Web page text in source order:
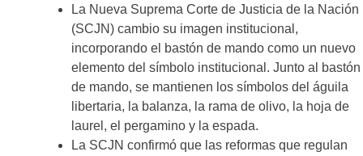
La Nueva Suprema Corte de Justicia de la Nación
(SCJN) cambio su imagen institucional,
incorporando el bastón de mando como un nuevo
elemento del símbolo institucional. Junto al bastón
de mando, se mantienen los símbolos del águila
libertaria, la balanza, la rama de olivo, la hoja de
laurel, el pergamino y la espada.
La SCJN confirmó que las reformas que regulan